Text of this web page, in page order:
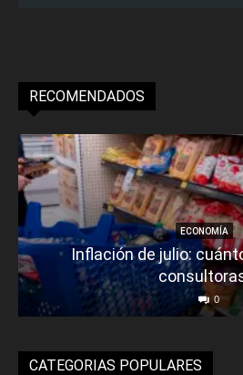
RECOMENDADOS
ECONOMÍA
Inflación de julio:
0
CATEGORIAS POPULARES